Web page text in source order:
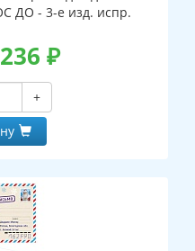
ДО - 3-е изд. испр.
236 ₽
+